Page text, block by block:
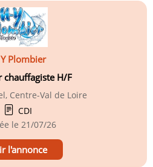
Plombier
chauffagiste H/F
Centre-Val de Loire
CDI
le 21/07/26
l'annonce